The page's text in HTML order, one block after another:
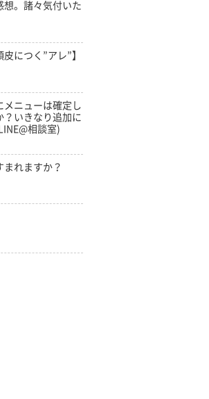
想。諸々気付いた
皮につく”アレ”】
メニューは確定し
？いきなり追加に
相談室)
まれますか？